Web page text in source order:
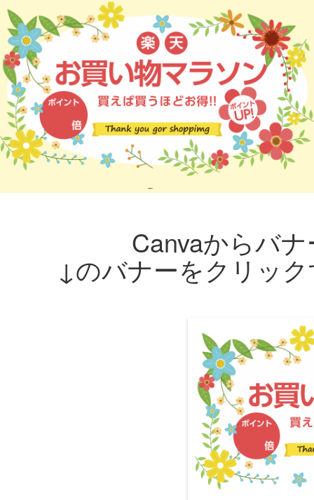
Canvaからバ
​​​​​​​↓のバナーをクリッ